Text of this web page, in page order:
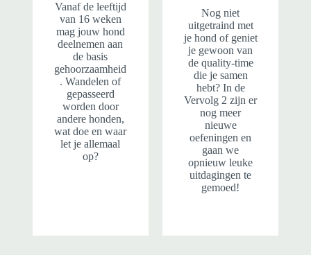
Vanaf de leeftijd
van 16 weken
mag jouw hond
deelnemen aan
de basis
gehoorzaamheid
. Wandelen of
gepasseerd
worden door
andere honden,
wat doe en waar
let je allemaal
op?
Nog niet
uitgetraind met
je hond of geniet
je gewoon van
de quality-time
die je samen
hebt? In de
Vervolg 2 zijn er
nog meer
nieuwe
oefeningen en
gaan we
opnieuw leuke
uitdagingen te
gemoed!